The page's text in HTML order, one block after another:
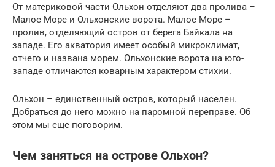
От материковой части Ольхон отделяют два пролива –
Малое Море и Ольхонские ворота. Малое Море –
пролив, отделяющий остров от берега Байкала на
западе. Его акватория имеет особый микроклимат,
отчего и названа морем. Ольхонские ворота на юго-
западе отличаются коварным характером стихии.
Ольхон – единственный остров, который населен.
Добраться до него можно на паромной переправе. Об
этом мы еще поговорим.
Чем заняться на острове Ольхон?